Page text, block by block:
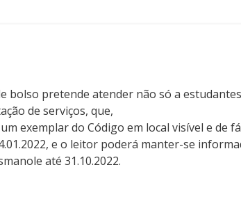
bolso pretende atender não só a
de serviços, que,
exemplar do Código em local visível e de
e o leitor poderá manter-se
até 31.10.2022.